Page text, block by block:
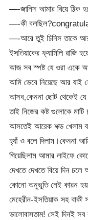
—-জানিস আমার বিয়ে ঠিক
—-কী
—-আরে তুই চিনিস তাকে আর
ইসতিয়াকের ফ্যামিলি রাজি
আজ সব স্পষ্ট যে ওরা একে
আমি ভেবে নিয়েছে আর যাই
আসব,কেননা ছোট থেকেই যে
তাই নিজের কষ্ট গুলোকে মাটি
আসতেই আরেক শক্ড খেলাম
হ্যাঁ ও বলে দিলাম।কেননা
গিয়েছিলাম আমার লাইফে
দেখতে দেখতে বিয়ে দিন
কোনো অনুভূতি নেই কারন
মেহেরীন-ইসতিয়াক সহ বাকী
ভালোবাসতাম! সেই দিনই